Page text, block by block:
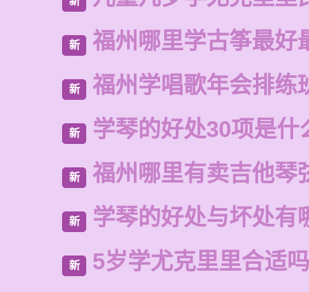
新 福州哪里学古筝最好
新 福州学唱歌年会排练
新 学琴的好处30项是什
新 福州哪里有卖吉他琴
新 学琴的好处与坏处有
新 5岁学尤克里里合适吗